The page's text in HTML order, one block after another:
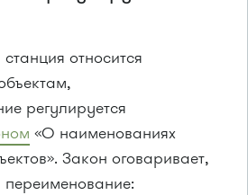
относится
регулируется
«О наименованиях
Закон оговаривает,
переименование: